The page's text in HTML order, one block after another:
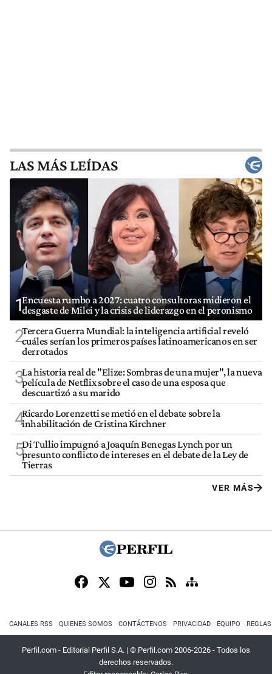
LAS MÁS LEÍDAS
1Encuesta rumbo a 2027: cuatro consultoras midieron el
desgaste de Milei y la crisis de liderazgo en el peronismo
2Tercera Guerra Mundial: la inteligencia artificial reveló
cuáles serían los primeros países latinoamericanos en ser
derrotados
3La historia real de "Elize: Sombras de una mujer", la nueva
película de Netflix sobre el caso de una esposa que
descuartizó a su marido
4Ricardo Lorenzetti se metió en el debate sobre la
inhabilitación de Cristina Kirchner
5Di Tullio impugnó a Joaquín Benegas Lynch por un
presunto conflicto de intereses en el debate de la Ley de
Tierras
VER MÁS
CANALES RSS QUIENES SOMOS CONTÁCTENOS PRIVACIDAD EQUIPO
Perfil.com - Editorial Perfil S.A. | © Perfil.com 2006-2026 - Todos los
derechos reservados.